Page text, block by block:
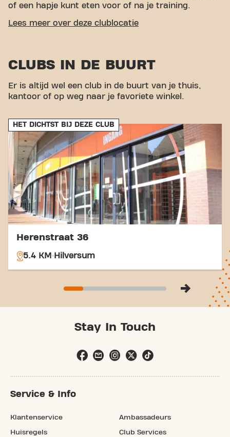
of een hapje kunt eten voor of na je training.
GEMAKKELIJKE BEREIKBAARHEID
Auto:Er is parkeergelegenheid in de buurt.
Gooibergstraat.
Met onze centrale ligging en toegankelijke
fitnessdoelen nog nooit zo makkelijk geweest. Kom
naar Basic-Fit Bussum Nieuwe Spiegelstraat in
Bussum en maak deel uit van onze
fitnessgemeenschap.
Lees meer over deze clublocatie
CLUBS IN DE BUURT
Er is altijd wel een club in de buurt van je thuis,
kantoor of op weg naar je favoriete winkel.
HET DICHTST BIJ DEZE CLUB
Herenstraat 36
5.4 KM Hilversum
Stay In Touch
Service & Info
Klantenservice
Huisregels
Ambassadeurs
Club Services